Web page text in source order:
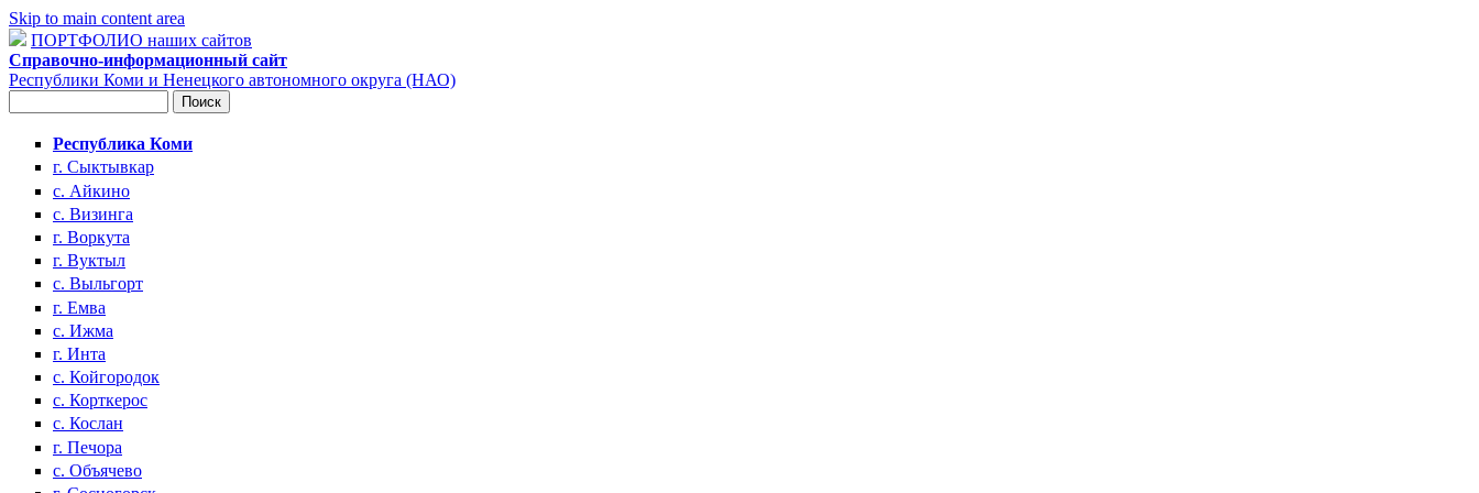
Skip to main content area
ПОРТФОЛИО наших сайтов
Справочно-информационный сайт
Республики Коми и Ненецкого автономного округа (НАО)
Республика Коми
г. Сыктывкар
с. Айкино
с. Визинга
г. Воркута
г. Вуктыл
с. Выльгорт
г. Емва
с. Ижма
г. Инта
с. Койгородок
с. Корткерос
с. Кослан
г. Печора
с. Объячево